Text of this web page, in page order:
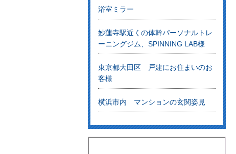
浴室ミラー
妙蓮寺駅近くの体幹パーソナルトレ
ーニングジム、SPINNING LAB様
東京都大田区 戸建にお住まいのお
客様
横浜市内 マンションの玄関姿見